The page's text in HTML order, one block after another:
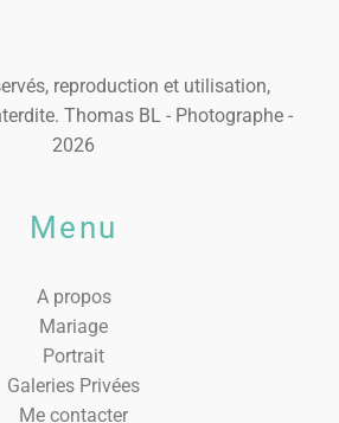
reproduction et utilisation,
Thomas BL - Photographe -
2026
Menu
A propos
Mariage
Portrait
Galeries Privées
Me contacter